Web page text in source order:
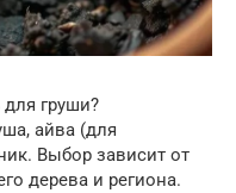
груши?
айва (для
Выбор зависит от
дерева и региона.